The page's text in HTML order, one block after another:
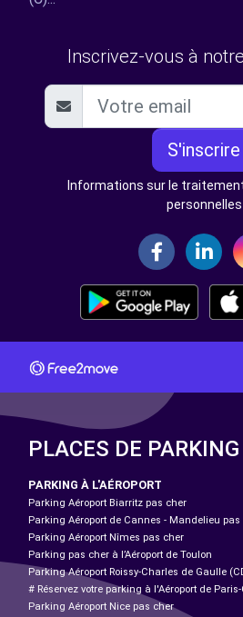
Inscrivez-vous à
S'inscrire
Informations sur le
personnelles
PLACES DE PARKING
PARKING À L'AÉROPORT
Parking Aéroport Biarritz pas cher
Parking Aéroport de Cannes - Mandelieu pas
Parking Aéroport Nîmes pas cher
Parking pas cher à l’Aéroport de Toulon
Parking Aéroport Roissy-Charles de Gaulle
# Réservez votre parking à l'Aéroport de
Parking Aéroport Nice pas cher